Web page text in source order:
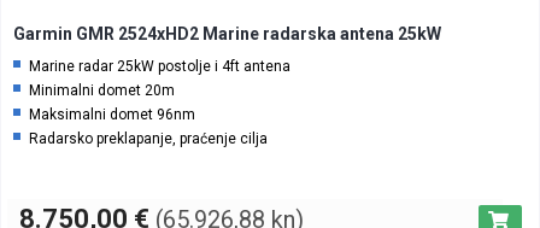
Garmin GMR 2524xHD2 Marine radarska antena 25kW
Marine radar 25kW postolje i 4ft antena
Minimalni domet 20m
Maksimalni domet 96nm
Radarsko preklapanje, praćenje cilja
8.750,00 € (65.926,88 kn)